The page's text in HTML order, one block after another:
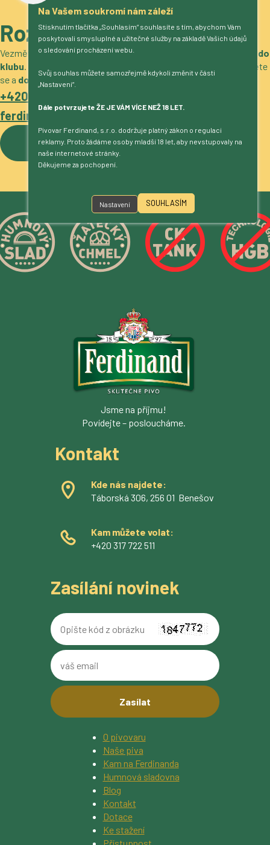
Na Vašem soukromí nám záleží
Stisknutím tlačítka „Souhlasím“ souhlasíte s tím, abychom Vám
poskytovali smysluplné a užitečné služby na základě Vašich údajů
o sledování procházení webu.
Svůj souhlas můžete samozřejmě kdykoli změnit v části
„Nastavení“.
Dále potvrzujete ŽE JE VÁM VÍCE NEŽ 18 LET.
Pivovar Ferdinand, s.r.o. dodržuje platný zákon o regulaci
reklamy. Proto žádáme osoby mladší 18 let, aby nevstupovaly na
naše internetové stránky.
Děkujeme za pochopení.
Nastavení SOUHLASÍM
Roztočíme to?
Vezměte si naše pivodo obchodu, restaurace, stánek nebo do
klubu. Máme zajímavé nabídky
. Ozvěte
se a domluvíme podrobnosti
+420 317 722 511
ferdinand@pivovarferdinand.cz
Více o pivovaru
O pivovaru
Naše piva
Kam na Ferdinanda
Humnová sladovna
Blog
Kontakt
Dotace
Ke stažení
Jsme na příjmu!
Povídejte – posloucháme.
Kontakt
Kde nás najdete:
Táborská 306, 256 01 Benešov
Kam můžete volat:
+420 317 722 511
Zasílání novinek
Opište
kód
váš
email